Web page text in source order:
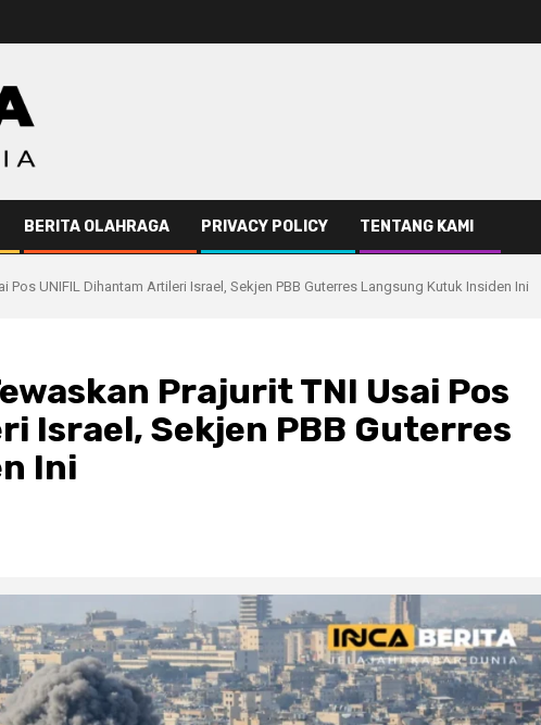
BERITA OLAHRAGA PRIVACY POLICY TENTANG KAMI
Pos UNIFIL Dihantam Artileri Israel, Sekjen PBB Guterres Langsung Kutuk Insiden Ini
Prajurit TNI Usai Pos
Israel, Sekjen PBB Guterres
Ini